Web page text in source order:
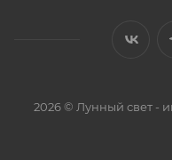
2026 © Лунный свет -